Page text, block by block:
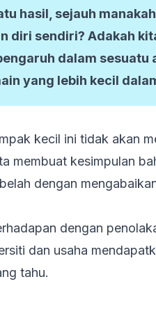
hasil, sejauh
diri sendiri? Adakah
dalam sesuatu
yang lebih kecil
kecil ini tidak akan
membuat kesimpulan
dengan
dengan
dan usaha
tahu.